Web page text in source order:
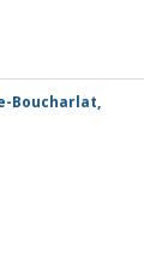
Boucharlat,